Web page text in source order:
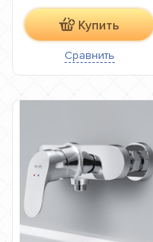
Купить
Сравнить